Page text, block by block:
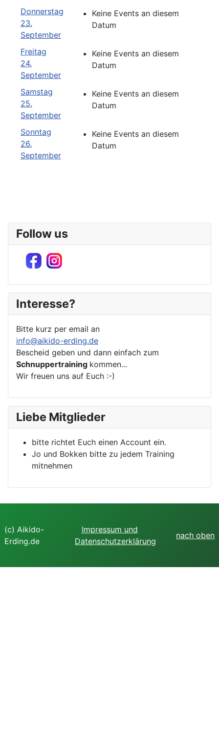
Donnerstag
23.
September
Keine Events an diesem
Datum
Freitag
24.
September
Keine Events an diesem
Datum
Samstag
25.
September
Keine Events an diesem
Datum
Sonntag
26.
September
Keine Events an diesem
Datum
Follow us
Interesse?
Bitte kurz per email an
info@aikido-erding.de
Bescheid geben und dann einfach zum
Schnuppertraining kommen...
Wir freuen uns auf Euch :-)
Liebe Mitglieder
bitte richtet Euch einen Account ein.
Jo und Bokken bitte zu jedem Training
mitnehmen
(c) Aikido-
Erding.de
Impressum und
Datenschutzerklärung
nach oben